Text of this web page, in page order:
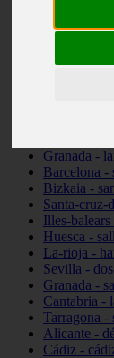
Madrid -
Granada -
Barcelona -
Bizkaia -
Santa-cruz-
Illes-
Huesca -
La-rioja -
Sevilla -
Granada -
Cantabria -
Tarragona -
Alicante -
Cádiz -